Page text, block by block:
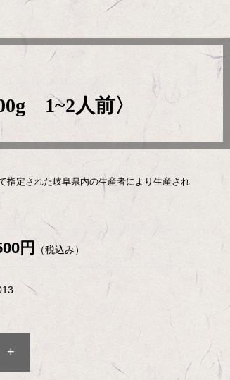
1~2人前〉
指定された岐阜県内の生産者により生産され
円 （税込み）
+